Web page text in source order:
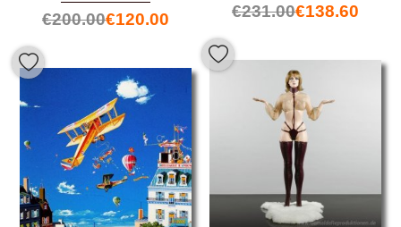
€200.00€120.00 €231.00€138.60